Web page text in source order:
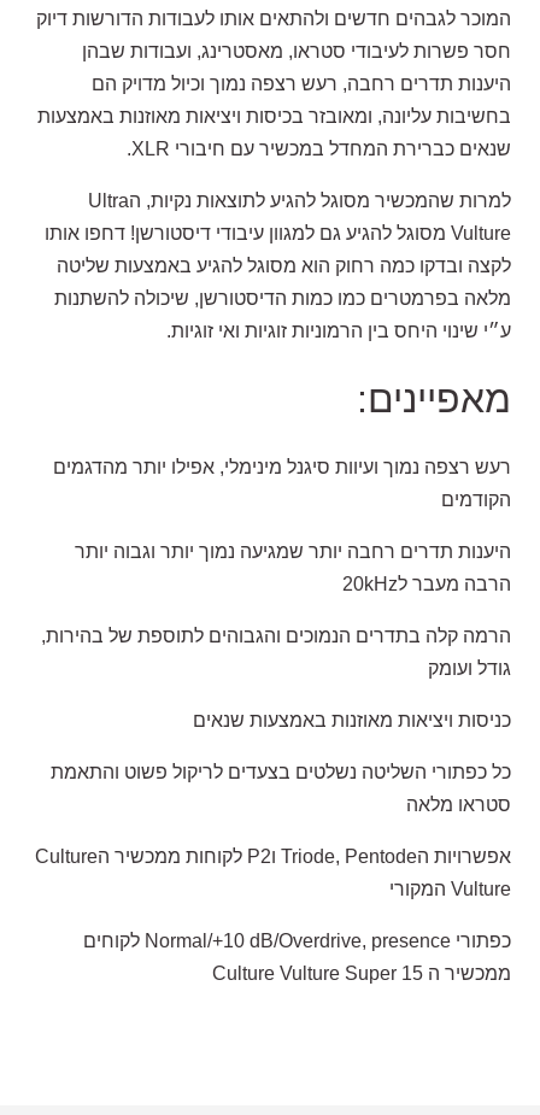
המוכר לגבהים חדשים ולהתאים אותו לעבודות הדורשות דיוק
חסר פשרות לעיבודי סטראו, מאסטרינג, ועבודות שבהן
היענות תדרים רחבה, רעש רצפה נמוך וכיול מדויק הם
בחשיבות עליונה, ומאובזר בכיסות ויציאות מאוזנות באמצעות
שנאים כברירת המחדל במכשיר עם חיבורי XLR.
למרות שהמכשיר מסוגל להגיע לתוצאות נקיות, הUltra
Vulture מסוגל להגיע גם למגוון עיבודי דיסטורשן! דחפו אותו
לקצה ובדקו כמה רחוק הוא מסוגל להגיע באמצעות שליטה
מלאה בפרמטרים כמו כמות הדיסטורשן, שיכולה להשתנות
ע״י שינוי היחס בין הרמוניות זוגיות ואי זוגיות.
מאפיינים:
רעש רצפה נמוך ועיוות סיגנל מינימלי, אפילו יותר מהדגמים
הקודמים
היענות תדרים רחבה יותר שמגיעה נמוך יותר וגבוה יותר
הרבה מעבר ל20kHz
הרמה קלה בתדרים הנמוכים והגבוהים לתוספת של בהירות,
גודל ועומק
כניסות ויציאות מאוזנות באמצעות שנאים
כל כפתורי השליטה נשלטים בצעדים לריקול פשוט והתאמת
סטראו מלאה
אפשרויות הTriode, Pentode וP2 לקוחות ממכשיר הCulture
Vulture המקורי
כפתורי Normal/+10 dB/Overdrive, presence לקוחים
ממכשיר ה Culture Vulture Super 15